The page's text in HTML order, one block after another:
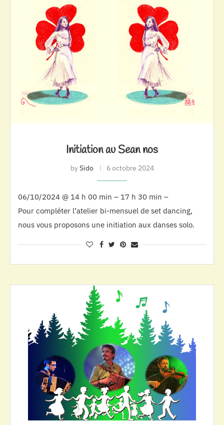
Initiation au Sean nos
bySido 6 octobre 2024
06/10/2024 @ 14 h 00 min – 17 h 30 min –
Pour compléter l’atelier bi-mensuel de set dancing,
nous vous proposons une initiation aux danses solo.